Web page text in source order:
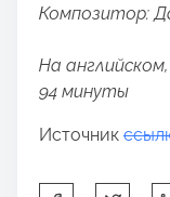
Композитор:
На
94 минуты
Источник